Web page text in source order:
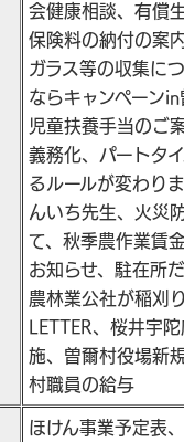
会健康相談、有償
保険料の納付の案
ガラス等の収集に
ならキャンペーン
児童扶養手当のご
義務化、パートタ
るルールが変わり
んいち先生、火災
て、秋季農作業賃
お知らせ、駐在所
農林業公社が稲刈
LETTER、桜井宇
施、曽爾村役場新
村職員の給与
ほけん事業予定表